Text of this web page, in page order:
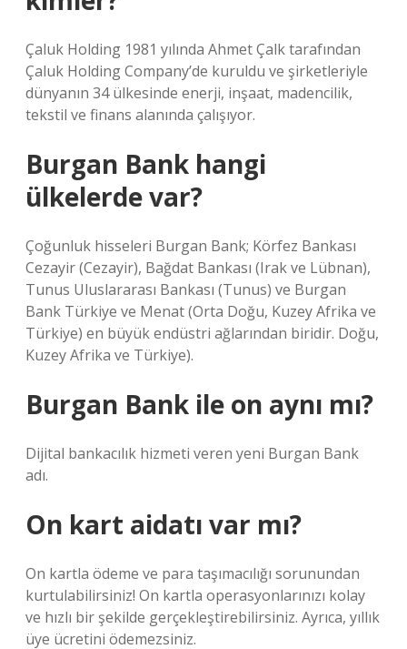
Çaluk Holding 1981 yılında Ahmet Çalk tarafından
Çaluk Holding Company’de kuruldu ve şirketleriyle
dünyanın 34 ülkesinde enerji, inşaat, madencilik,
tekstil ve finans alanında çalışıyor.
Burgan Bank hangi
ülkelerde var?
Çoğunluk hisseleri Burgan Bank; Körfez Bankası
Cezayir (Cezayir), Bağdat Bankası (Irak ve Lübnan),
Tunus Uluslararası Bankası (Tunus) ve Burgan
Bank Türkiye ve Menat (Orta Doğu, Kuzey Afrika ve
Türkiye) en büyük endüstri ağlarından biridir. Doğu,
Kuzey Afrika ve Türkiye).
Burgan Bank ile on aynı mı?
Dijital bankacılık hizmeti veren yeni Burgan Bank
adı.
On kart aidatı var mı?
On kartla ödeme ve para taşımacılığı sorunundan
kurtulabilirsiniz! On kartla operasyonlarınızı kolay
ve hızlı bir şekilde gerçekleştirebilirsiniz. Ayrıca, yıllık
üye ücretini ödemezsiniz.